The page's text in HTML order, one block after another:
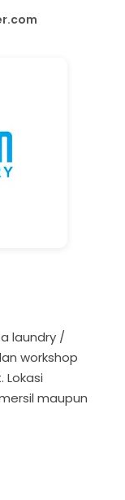
laundry /
workshop
maupun